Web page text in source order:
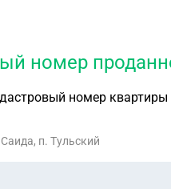
номер
номер
п. Тульский